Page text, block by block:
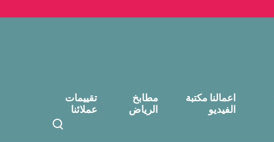
اعمالنا مكتبة
الفيديو
مطابخ
الرياض
تقييمات
عملائنا
T